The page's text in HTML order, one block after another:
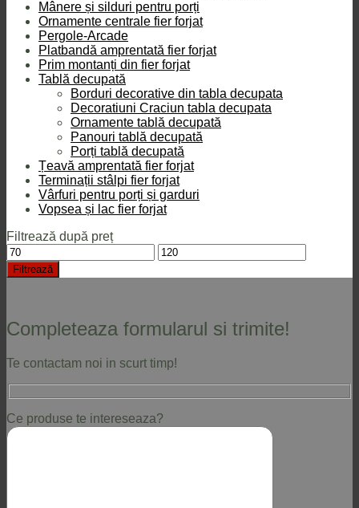
Mânere și silduri pentru porți
Ornamente centrale fier forjat
Pergole-Arcade
Platbandă amprentată fier forjat
Prim montanți din fier forjat
Tablă decupată
Borduri decorative din tabla decupata
Decoratiuni Craciun tabla decupata
Ornamente tablă decupată
Panouri tablă decupată
Porți tablă decupată
Țeavă amprentată fier forjat
Terminații stâlpi fier forjat
Vârfuri pentru porți și garduri
Vopsea și lac fier forjat
Filtrează după preț
Preț
minim
Preț
maxim
Filtrează
Completeaza formularul si trimite!
Te contactam noi in scurt timp!
Ce produse te intereseaza?